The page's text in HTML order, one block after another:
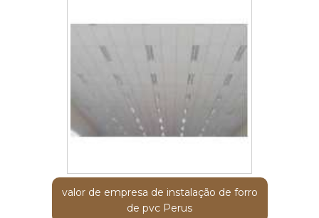
valor de empresa de instalação de forro
de pvc Perus